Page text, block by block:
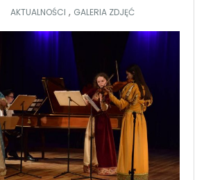
AKTUALNOŚCI , GALERIA ZDJĘĆ